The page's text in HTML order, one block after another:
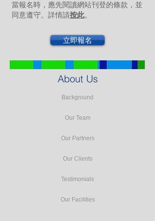
當報名時，應先閱讀網站刊登的條款，並
同意遵守。詳情請按此。
立即報名
About Us
Background
Our Team
Our Partners
Our Clients
Testimonials
Our Facilities